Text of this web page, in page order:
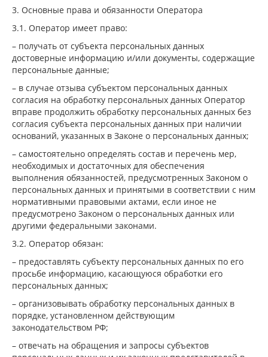
3. Основные права и обязанности Оператора
3.1. Оператор имеет право:
– получать от субъекта персональных данных
достоверные информацию и/или документы, содержащие
персональные данные;
– в случае отзыва субъектом персональных данных
согласия на обработку персональных данных Оператор
вправе продолжить обработку персональных данных без
согласия субъекта персональных данных при наличии
оснований, указанных в Законе о персональных данных;
– самостоятельно определять состав и перечень мер,
необходимых и достаточных для обеспечения
выполнения обязанностей, предусмотренных Законом о
персональных данных и принятыми в соответствии с ним
нормативными правовыми актами, если иное не
предусмотрено Законом о персональных данных или
другими федеральными законами.
3.2. Оператор обязан:
– предоставлять субъекту персональных данных по его
просьбе информацию, касающуюся обработки его
персональных данных;
– организовывать обработку персональных данных в
порядке, установленном действующим
законодательством РФ;
– отвечать на обращения и запросы субъектов